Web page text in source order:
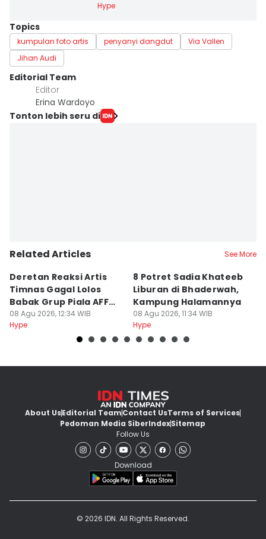
Hype
Topics
kumpulan foto artis penyanyi dangdut
Via Vallen
Jihan Audi
Editorial Team
Editor
Erina Wardoyo
Tonton lebih seru di
Related Articles See More
Deretan Reaksi Artis
Timnas Gagal Lolos
Babak Grup Piala AFF
2026
08 Agu 2026, 12:34 WIB
Hype
8 Potret Sadia Khateeb
Liburan di Bhaderwah,
Kampung Halamannya
08 Agu 2026, 11:34 WIB
Hype
About UsEditorial TeamContact UsTerms of Services
Pedoman Media SiberIndexSitemap
Follow Us
Download
© 2026 IDN. All Rights Reserved.